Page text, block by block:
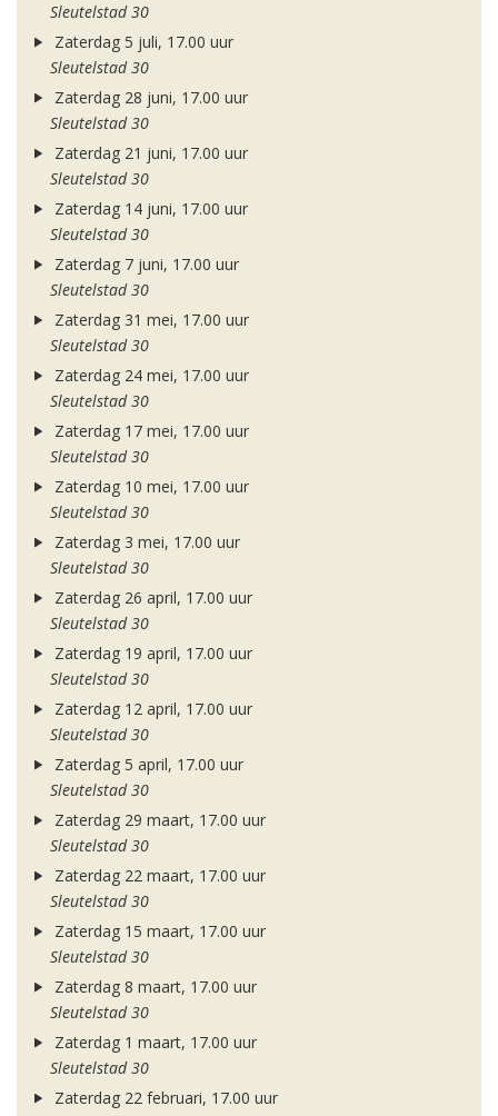
Sleutelstad 30
Zaterdag 5 juli, 17.00 uur
Sleutelstad 30
Zaterdag 28 juni, 17.00 uur
Sleutelstad 30
Zaterdag 21 juni, 17.00 uur
Sleutelstad 30
Zaterdag 14 juni, 17.00 uur
Sleutelstad 30
Zaterdag 7 juni, 17.00 uur
Sleutelstad 30
Zaterdag 31 mei, 17.00 uur
Sleutelstad 30
Zaterdag 24 mei, 17.00 uur
Sleutelstad 30
Zaterdag 17 mei, 17.00 uur
Sleutelstad 30
Zaterdag 10 mei, 17.00 uur
Sleutelstad 30
Zaterdag 3 mei, 17.00 uur
Sleutelstad 30
Zaterdag 26 april, 17.00 uur
Sleutelstad 30
Zaterdag 19 april, 17.00 uur
Sleutelstad 30
Zaterdag 12 april, 17.00 uur
Sleutelstad 30
Zaterdag 5 april, 17.00 uur
Sleutelstad 30
Zaterdag 29 maart, 17.00 uur
Sleutelstad 30
Zaterdag 22 maart, 17.00 uur
Sleutelstad 30
Zaterdag 15 maart, 17.00 uur
Sleutelstad 30
Zaterdag 8 maart, 17.00 uur
Sleutelstad 30
Zaterdag 1 maart, 17.00 uur
Sleutelstad 30
Zaterdag 22 februari, 17.00 uur